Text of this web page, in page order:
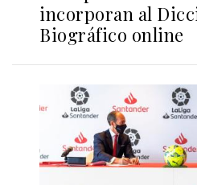
incorporan al
Biográfico online